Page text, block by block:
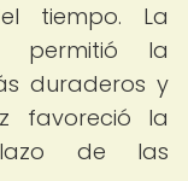
tiempo. La
permitió la
duraderos y
favoreció la
de las